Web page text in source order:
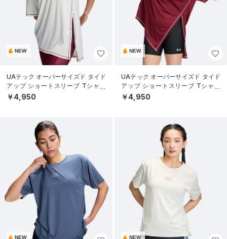
NEW
UAテック オーバーサイズド タイド
アップ ショートスリーブ Tシャツ
（トレーニング/WOMEN）
￥4,950
NEW
UAテック オーバーサイズド タイド
アップ ショートスリーブ Tシャツ
（トレーニング/WOMEN）
￥4,950
NEW NEW